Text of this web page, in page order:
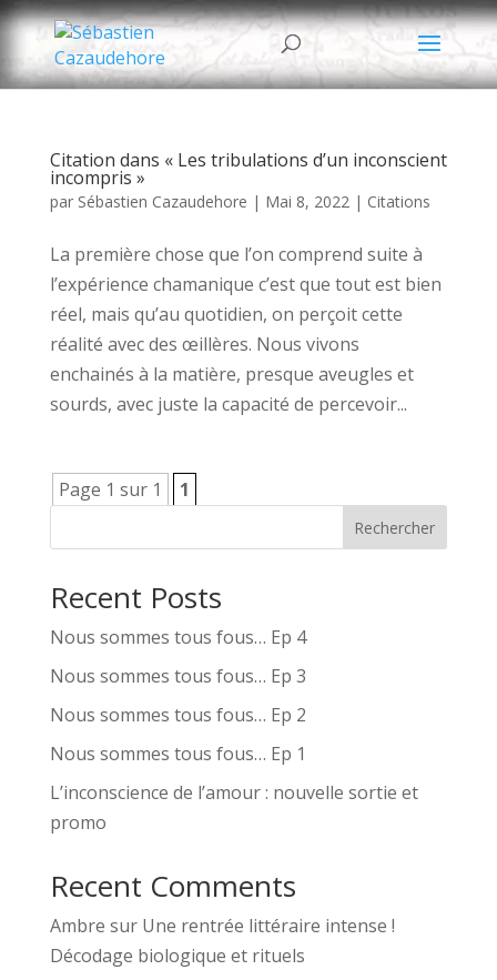
Citation dans « Les tribulations d’un inconscient
incompris »
par Sébastien Cazaudehore | Mai 8, 2022| Citations
La première chose que l’on comprend suite à
l’expérience chamanique c’est que tout est bien
réel, mais qu’au quotidien, on perçoit cette
réalité avec des œillères. Nous vivons
enchainés à la matière, presque aveugles et
sourds, avec juste la capacité de percevoir...
Page 1 sur 1 1
Rechercher
Recent Posts
Nous sommes tous fous… Ep 4
Nous sommes tous fous… Ep 3
Nous sommes tous fous… Ep 2
Nous sommes tous fous… Ep 1
L’inconscience de l’amour : nouvelle sortie et
promo
Recent Comments
Ambre sur Une rentrée littéraire intense !
Décodage biologique et rituels